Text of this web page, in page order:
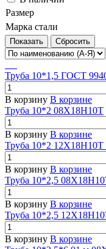
Размер
Марка стали
Сбросить
Труба 10*1,5 ГОСТ
В корзину В корзине
Труба 10*2 08Х18Н10Т
В корзину В корзине
Труба 10*2
В корзину В корзине
Труба 10*2,5
В корзину В корзине
Труба 10*2,5
В корзину В корзине